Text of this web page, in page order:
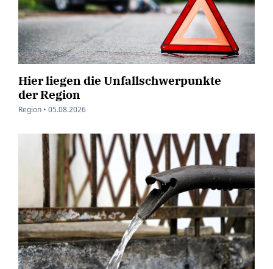
Hier liegen die Unfallschwerpunkte
der Region
Region • 05.08.2026